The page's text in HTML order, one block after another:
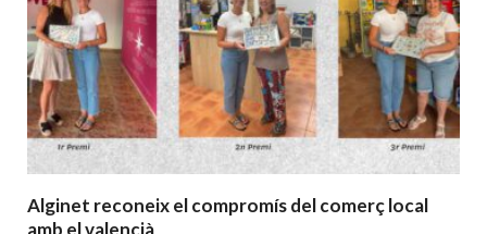
Alginet reconeix el compromís del comerç local
amb el valencià